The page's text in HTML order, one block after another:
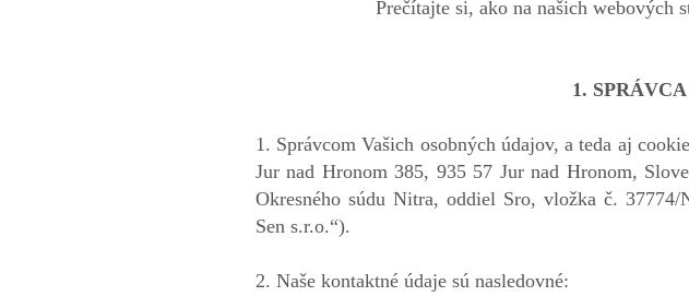
Prečítajte si, ako na našich webových
1.
1. Správcom Vašich osobných údajov, a teda aj
Jur nad Hronom 385, 935 57 Jur nad Hronom,
Okresného súdu Nitra, oddiel Sro, vložka č.
Sen s.r.o.“).
2. Naše kontaktné údaje sú nasledovné: